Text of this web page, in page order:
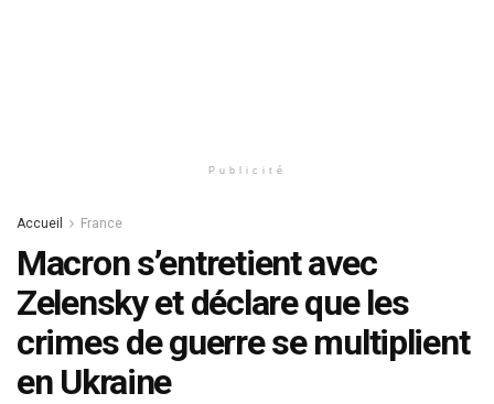
Publicité
Accueil France
Macron s’entretient avec
Zelensky et déclare que les
crimes de guerre se multiplient
en Ukraine